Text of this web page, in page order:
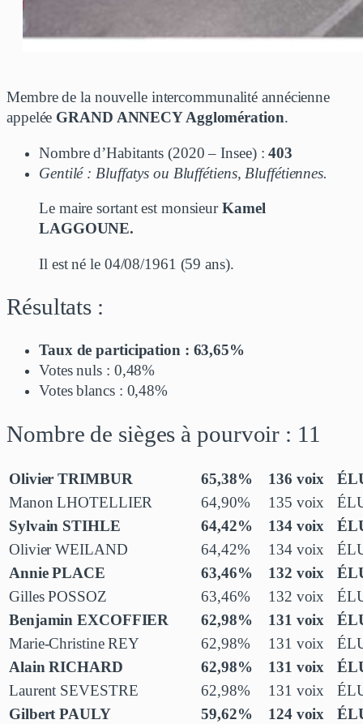
Membre de la nouvelle intercommunalité annécienne
appelée GRAND ANNECY Agglomération.
Nombre d’Habitants (2020 – Insee) :403
Gentilé : Bluffatys ou Bluffétiens, Bluffétiennes.
Le maire sortant est monsieur Kamel
LAGGOUNE.
Il est né le 04/08/1961 (59 ans).
Résultats :
Taux de participation : 63,65%
Votes nuls : 0,48%
Votes blancs : 0,48%
Nombre de sièges à pourvoir : 11
Olivier TRIMBUR 65,38% 136 voix
Manon LHOTELLIER
64,90% 135 voix
Sylvain STIHLE
64,42% 134 voix
Olivier WEILAND
64,42% 134 voix
Annie PLACE
63,46% 132 voix
Gilles POSSOZ
63,46% 132 voix
Benjamin EXCOFFIER
62,98% 131 voix
Marie-Christine REY
62,98% 131 voix
Alain RICHARD
62,98% 131 voix
Laurent SEVESTRE
62,98% 131 voix
Gilbert PAULY
59,62% 124 voix